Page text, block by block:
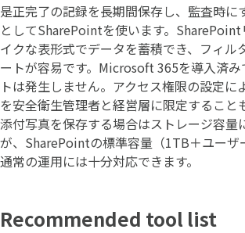
是正完了の記録を長期間保存し、監査時に
としてSharePointを使います。SharePoint
イクな表形式でデータを蓄積でき、フィル
ートが容易です。Microsoft 365を導入済み
トは発生しません。アクセス権限の設定に
を安全衛生管理者と経営層に限定すること
添付写真を保存する場合はストレージ容量
が、SharePointの標準容量（1TB＋ユーザ
通常の運用には十分対応できます。
Recommended tool list